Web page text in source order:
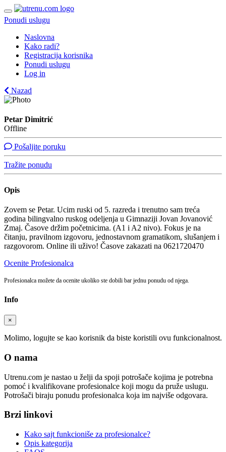
Ponudi uslugu
Naslovna
Kako radi?
Registracija korisnika
Ponudi uslugu
Log in
Nazad
Petar Dimitrić
Offline
Pošaljite poruku
Tražite ponudu
Opis
Zovem se Petar. Ucim ruski od 5. razreda i trenutno sam treća
godina bilingvalno ruskog odeljenja u Gimnaziji Jovan Jovanović
Zmaj. Časove držim početnicima. (A1 i A2 nivo). Fokus je na
čitanju, pravilnom izgovoru, jednostavnom gramatikom, slušanjem i
razgovorom. Online ili uživo! Časove zakazati na 0621720470
Ocenite Profesionalca
Profesionalca možete da ocenite ukoliko ste dobili bar jednu ponudu od njega.
Info
×
Molimo, logujte se kao korisnik da biste koristili ovu funkcionalnost.
O nama
Utrenu.com je nastao u želji da spoji potrošače kojima je potrebna
pomoć i kvalifikovane profesionalce koji mogu da pruže uslugu.
Potrošači biraju ponudu profesionalca koja im najviše odgovara.
Brzi linkovi
Kako sajt funkcioniše za profesionalce?
Opis kategorija